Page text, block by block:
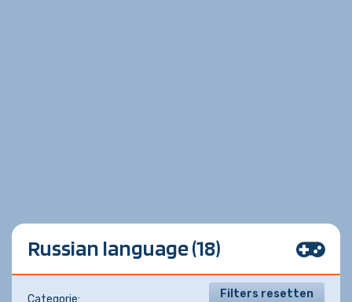
Russian language (18)
Filters resetten
Categorie: